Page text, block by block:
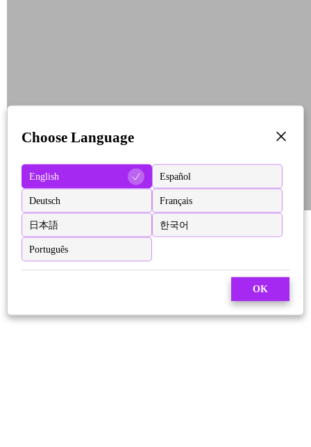
Choose Language
English Español
Deutsch Français
日本語 한국어
Português
OK